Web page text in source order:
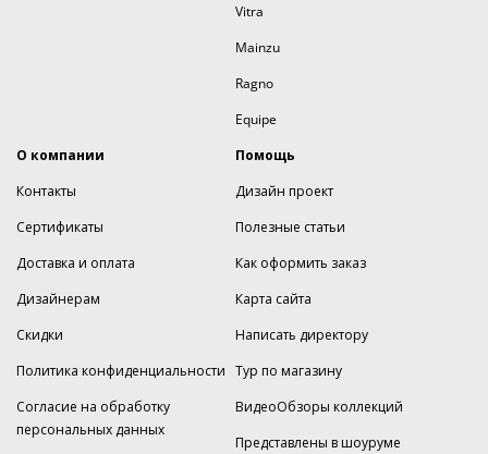
Vitra
Mainzu
Ragno
Equipe
О компании
Контакты
Сертификаты
Доставка и оплата
Дизайнерам
Скидки
Политика конфиденциальности
Согласие на обработку
персональных данных
Помощь
Дизайн проект
Полезные статьи
Как оформить заказ
Карта сайта
Написать директору
Тур по магазину
ВидеоОбзоры коллекций
Представлены в шоуруме